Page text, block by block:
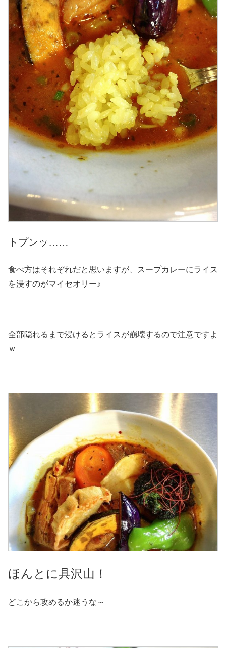
トプンッ……
食べ方はそれぞれだと思いますが、スープカレーにライス
を浸すのがマイセオリー♪
全部隠れるまで浸けるとライスが崩壊するので注意ですよ
ｗ
ほんとに具沢山！
どこから攻めるか迷うな～